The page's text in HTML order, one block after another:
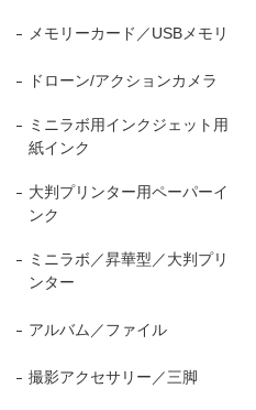
メモリーカード／USBメモリ
ドローン/アクションカメラ
ミニラボ用インクジェット用
紙インク
大判プリンター用ペーパーイ
ンク
ミニラボ／昇華型／大判プリ
ンター
アルバム／ファイル
撮影アクセサリー／三脚